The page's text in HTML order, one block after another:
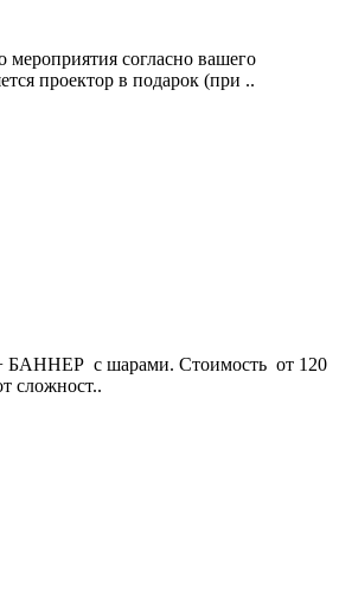
мероприятия согласно вашего
проектор в подарок (при ..
+ БАННЕР с шарами. Стоимость от 120
сложност..